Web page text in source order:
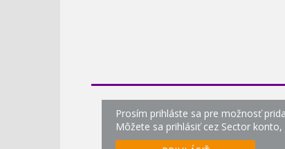
Prosím prihláste sa pre možnosť
Môžete sa prihlásiť cez Sector